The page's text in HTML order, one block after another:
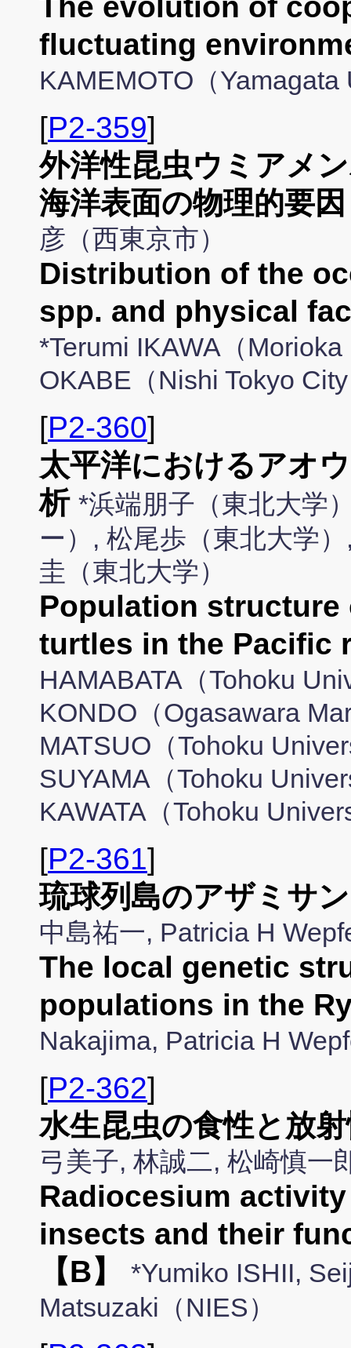
The evolution of
fluctuating
KAMEMOTO（Yamagata
[P2-359]
外洋性昆虫ウミアメ
海洋表面の物理的要因
彦（西東京市）
Distribution of the
spp. and physical
*Terumi IKAWA（
OKABE（Nishi Tokyo
[P2-360]
太平洋におけるアオ
析 *浜端朋子（東北大学
ー）, 松尾歩（東北大学
圭（東北大学）
Population
turtles in the Pacific
HAMABATA（Tohoku
KONDO（Ogasawara
MATSUO（Tohoku
SUYAMA（Tohoku
KAWATA（Tohoku
[P2-361]
琉球列島のアザミサ
中島祐一, Patricia H
The local genetic
populations in the
Nakajima, Patricia H
[P2-362]
水生昆虫の食性と放
弓美子, 林誠二, 松崎慎一
Radiocesium
insects and their
【B】
*Yumiko ISHII,
Matsuzaki（NIES）